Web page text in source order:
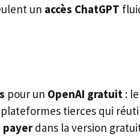
un accès ChatGPT
pour un OpenAI gratuit :
tierces qui
payerdans la version